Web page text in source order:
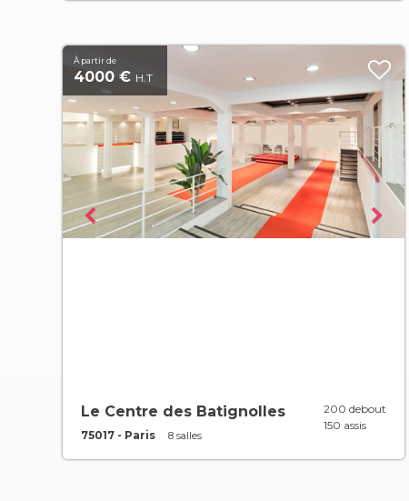
À partir de
4000 € H.T
Le Centre des Batignolles
75017 - Paris 8 salles
200 debout
150 assis